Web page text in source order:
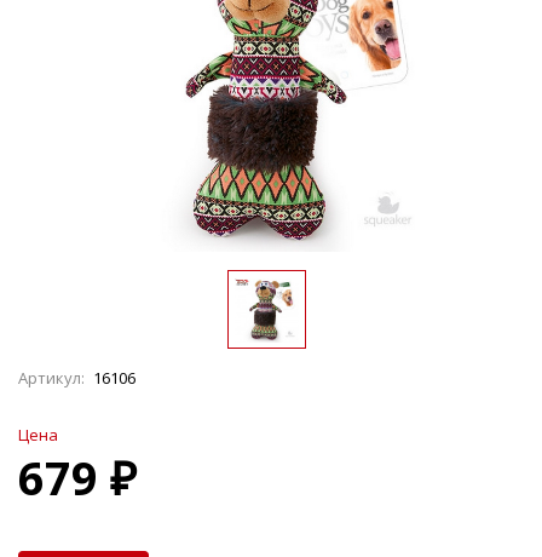
Артикул: 16106
Цена
679 ₽